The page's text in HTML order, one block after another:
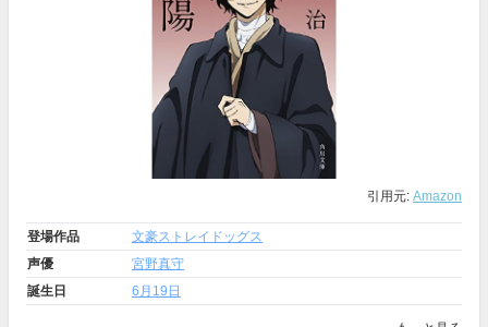
引用元: Amazon
登場作品
文豪ストレイドッグス
声優
宮野真守
誕生日
6月19日